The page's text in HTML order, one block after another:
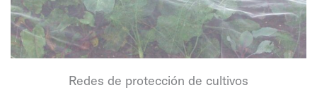
Redes de protección de cultivos